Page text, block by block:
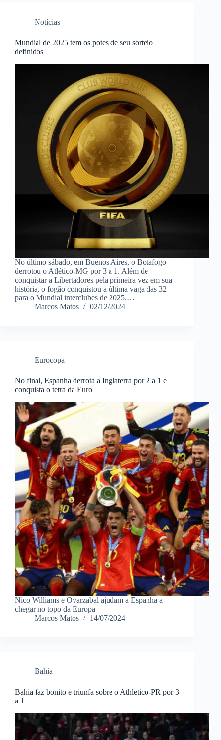
Notícias
Mundial de 2025 tem os potes de seu sorteio
definidos
No último sábado, em Buenos Aires, o Botafogo
derrotou o Atlético-MG por 3 a 1. Além de
conquistar a Libertadores pela primeira vez em sua
história, o fogão conquistou a última vaga das 32
para o Mundial interclubes de 2025.…
Marcos Matos
02/12/2024
Eurocopa
No final, Espanha derrota a Inglaterra por 2 a 1 e
conquista o tetra da Euro
Nico Williams e Oyarzabal ajudam a Espanha a
chegar no topo da Europa
Marcos Matos
14/07/2024
Bahia
Bahia faz bonito e triunfa sobre o Athletico-PR por 3
a 1